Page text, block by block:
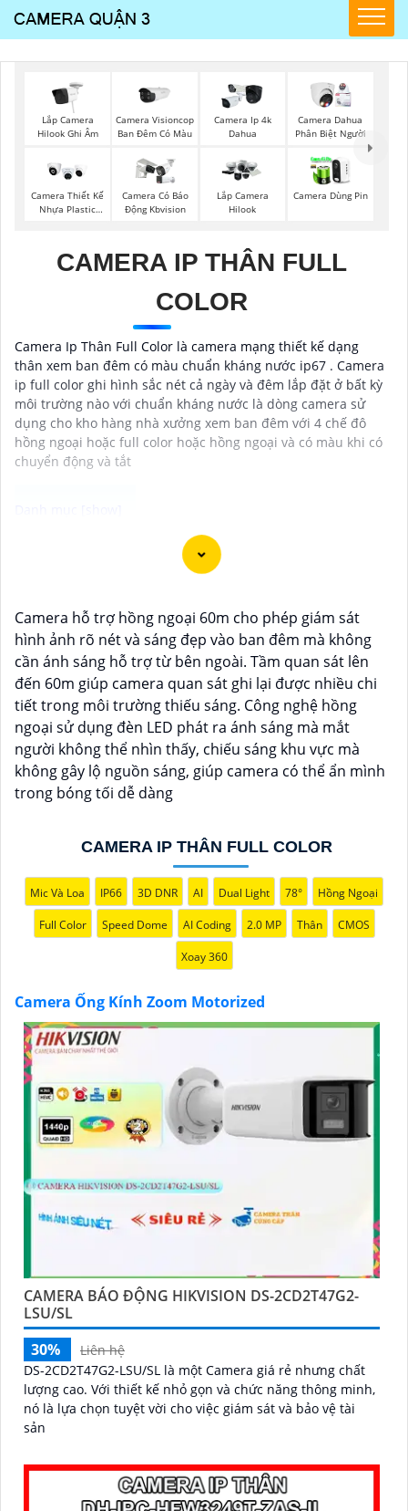
Lắp Camera
Hilook Ghi Âm
Camera Visioncop
Ban Đêm Có Màu
Camera Ip 4k
Dahua
Camera Dahua
Phân Biệt Người
Camera Thiết Kế
Nhựa Plastic
Camera Có Báo
Động Kbvision
Lắp Camera
Hilook
Camera Dùng Pin
CAMERA IP THÂN FULL
COLOR
Camera Ip Thân Full Color là camera mạng thiết kế dạng
thân xem ban đêm có màu chuẩn kháng nước ip67 . Camera
ip full color ghi hình sắc nét cả ngày và đêm lắp đặt ở bất kỳ
môi trường nào với chuẩn kháng nước là dòng camera sử
dụng cho kho hàng nhà xưởng xem ban đêm với 4 chế đô
hồng ngoại hoặc full color hoặc hồng ngoại và có màu khi có
chuyển động và tắt
Camera ống kính zoom motorized hình ảnh sắc nét là
lựa chọn lý tưởng cho việc giám sát chất lượng cao
motorized, bạn có thể điều chỉnh tiêu cự của ống kính
một cách linh hoạt và dễ dàng từ xa, giúp quan sát các
vị trí xa gần một cách chính xác và rõ ràng. Hình ảnh
từ camera này sắc nét và chi tiết, giúp bạn dễ dàng
nhận diện và phân biệt chi tiết trong hình ảnh.
Camera hỗ trợ hồng ngoại 60m cho phép giám sát
hình ảnh rõ nét và sáng đẹp vào ban đêm mà không
cần ánh sáng hỗ trợ từ bên ngoài. Tầm quan sát lên
đến 60m giúp camera quan sát ghi lại được nhiều chi
tiết trong môi trường thiếu sáng. Công nghệ hồng
ngoại sử dụng đèn LED phát ra ánh sáng mà mắt
người không thể nhìn thấy, chiếu sáng khu vực mà
không gây lộ nguồn sáng, giúp camera có thể ẩn mình
trong bóng tối dễ dàng
CAMERA IP THÂN FULL COLOR
Mic Và Loa IP66 3D DNR AI Dual Light 78° Hồng Ngoại
Full Color Speed Dome AI Coding 2.0 MP Thân CMOS
Xoay 360
Camera Ống Kính Zoom Motorized
CAMERA BÁO ĐỘNG HIKVISION DS-2CD2T47G2-
LSU/SL
30%
Liên hệ
DS-2CD2T47G2-LSU/SL là một Camera giá rẻ nhưng chất
lượng cao. Với thiết kế nhỏ gọn và chức năng thông minh,
nó là lựa chọn tuyệt vời cho việc giám sát và bảo vệ tài
sản